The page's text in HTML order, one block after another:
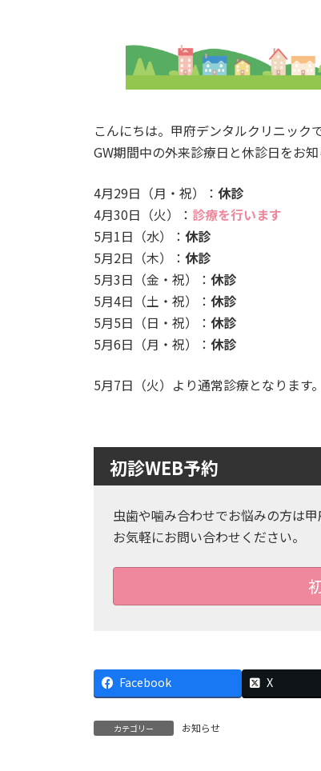
こんにちは。甲府デンタルクリニックで
GW期間中の外来診療日と休診日をお知
4月29日（月・祝）： 休診
4月30日（火）： 診療を行います
5月1日（水）： 休診
5月2日（木）： 休診
5月3日（金・祝）： 休診
5月4日（土・祝）： 休診
5月5日（日・祝）： 休診
5月6日（月・祝）： 休診
5月7日（火）より通常診療となります。
初診WEB予約
虫歯や噛み合わせでお悩みの方は
お気軽にお問い合わせください。
Facebook X
カテゴリー お知らせ